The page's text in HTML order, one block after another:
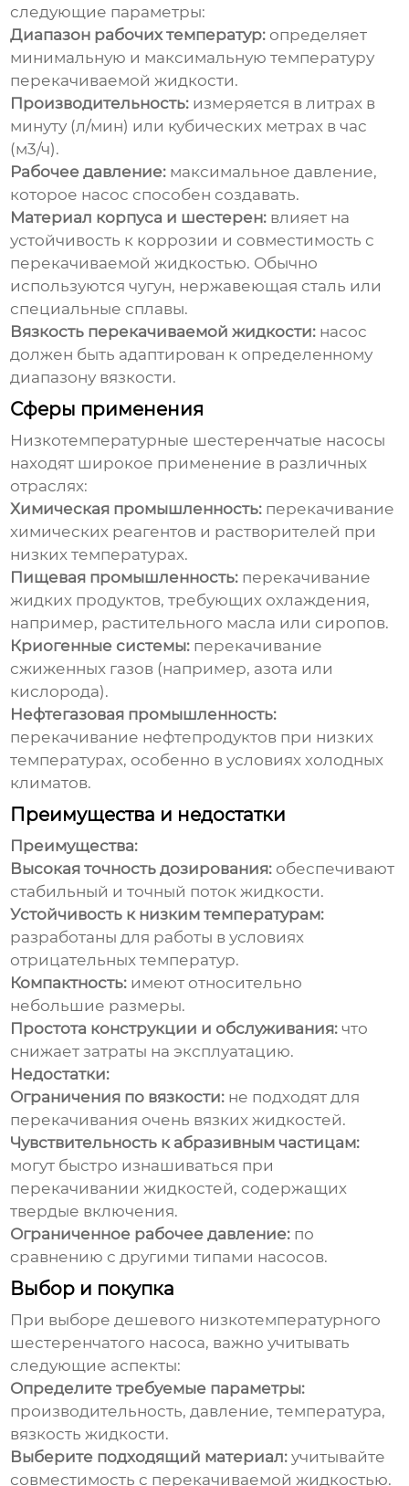
следующие параметры:
Диапазон рабочих температур: определяет
минимальную и максимальную температуру
перекачиваемой жидкости.
Производительность: измеряется в литрах в
минуту (л/мин) или кубических метрах в час
(м3/ч).
Рабочее давление: максимальное давление,
которое насос способен создавать.
Материал корпуса и шестерен: влияет на
устойчивость к коррозии и совместимость с
перекачиваемой жидкостью. Обычно
используются чугун, нержавеющая сталь или
специальные сплавы.
Вязкость перекачиваемой жидкости: насос
должен быть адаптирован к определенному
диапазону вязкости.
Сферы применения
Низкотемпературные шестеренчатые насосы
находят широкое применение в различных
отраслях:
Химическая промышленность: перекачивание
химических реагентов и растворителей при
низких температурах.
Пищевая промышленность: перекачивание
жидких продуктов, требующих охлаждения,
например, растительного масла или сиропов.
Криогенные системы: перекачивание
сжиженных газов (например, азота или
кислорода).
Нефтегазовая промышленность:
перекачивание нефтепродуктов при низких
температурах, особенно в условиях холодных
климатов.
Преимущества и недостатки
Преимущества:
Высокая точность дозирования: обеспечивают
стабильный и точный поток жидкости.
Устойчивость к низким температурам:
разработаны для работы в условиях
отрицательных температур.
Компактность: имеют относительно
небольшие размеры.
Простота конструкции и обслуживания: что
снижает затраты на эксплуатацию.
Недостатки:
Ограничения по вязкости: не подходят для
перекачивания очень вязких жидкостей.
Чувствительность к абразивным частицам:
могут быстро изнашиваться при
перекачивании жидкостей, содержащих
твердые включения.
Ограниченное рабочее давление: по
сравнению с другими типами насосов.
Выбор и покупка
При выборедешевого низкотемпературного
шестеренчатого насоса, важно учитывать
следующие аспекты:
Определите требуемые параметры:
производительность, давление, температура,
вязкость жидкости.
Выберите подходящий материал: учитывайте
совместимость с перекачиваемой жидкостью.